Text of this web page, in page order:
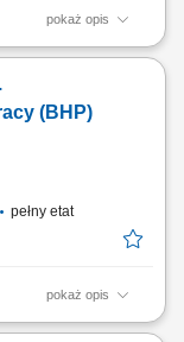
pokaż opis
Start pracy:
obsługa
Ustawianie
(BHP)
pełny etat
pokaż opis
na projektach